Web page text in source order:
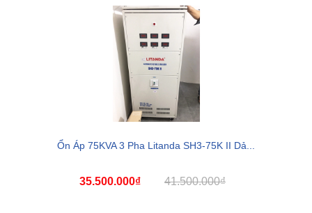
Ổn Áp 75KVA 3 Pha Litanda SH3-75K II Dả...
35.500.000₫ 41.500.000₫